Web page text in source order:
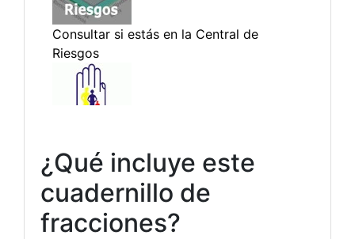
¿Qué incluye este
cuadernillo de
fracciones?